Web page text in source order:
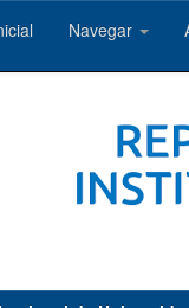
Navegar